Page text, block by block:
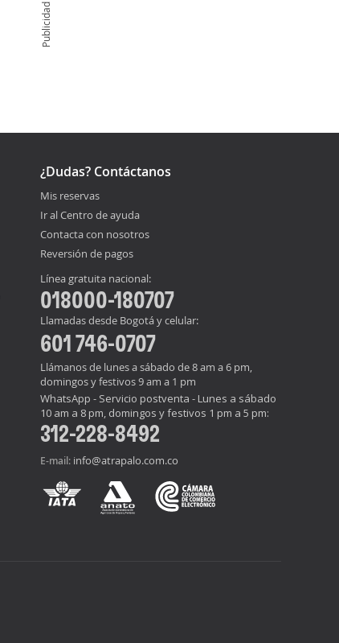
Publicidad
¿Dudas? Contáctanos
Mis reservas
Ir al Centro de ayuda
Contacta con nosotros
Reversión de pagos
Línea gratuita nacional:
018000-180707
Llamadas desde Bogotá y celular:
601 746-0707
Llámanos de lunes a sábado de 8 am a 6 pm,
domingos y festivos 9 am a 1 pm
WhatsApp - Servicio postventa - Lunes a sábado
10 am a 8 pm, domingos y festivos 1 pm a 5 pm:
312-228-8492
E-mail: info@atrapalo.com.co